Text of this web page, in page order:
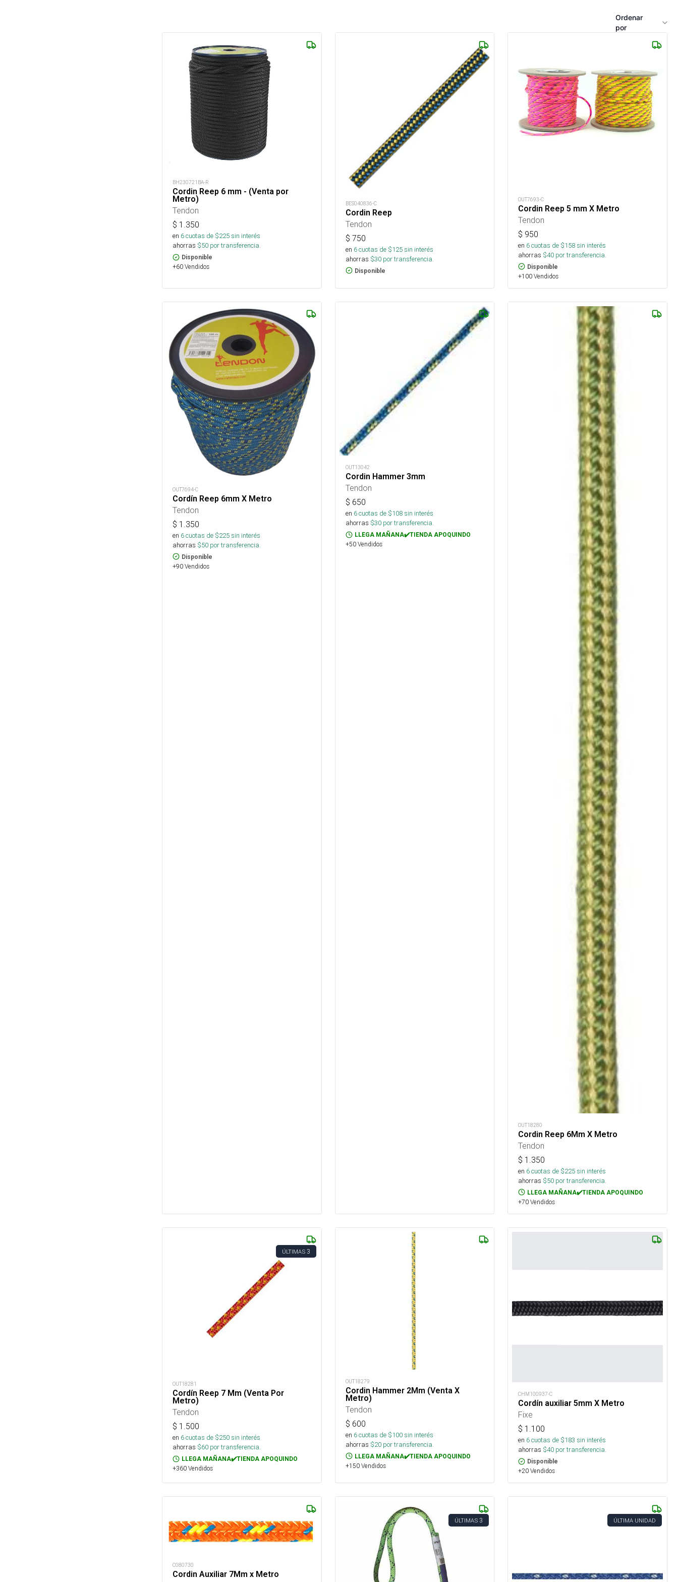
Ordenar
por
BH230721BA-R
Cordin Reep 6 mm - (Venta por
Metro)
Tendon
$ 1.350
en 6cuotas de $225sin interés
ahorras $50 por transferencia.
Disponible
+60 Vendidos
BES040836-C
Cordin Reep
Tendon
$ 750
en 6cuotas de $125sin interés
ahorras $30por transferencia.
Disponible
OUT7693-C
Cordin Reep 5 mm X Metro
Tendon
$ 950
en 6cuotas de $158sin interés
ahorras $40 por transferencia.
Disponible
+100 Vendidos
OUT7694-C
Cordín Reep 6mm X Metro
Tendon
$ 1.350
en 6cuotas de $225sin interés
ahorras $50 por transferencia.
Disponible
+90 Vendidos
OUT13042
Cordin Hammer 3mm
Tendon
$ 650
en 6cuotas de $108sin interés
ahorras $30por transferencia.
LLEGA MAÑANA✔️TIENDA APOQUINDO
+50 Vendidos
OUT18280
Cordin Reep 6Mm X Metro
Tendon
$ 1.350
en 6cuotas de $225sin interés
ahorras $50 por transferencia.
LLEGA MAÑANA✔️TIENDA APOQUINDO
+70 Vendidos
ÚLTIMAS 3
OUT18281
Cordín Reep 7 Mm (Venta Por
Metro)
Tendon
$ 1.500
en 6cuotas de $250sin interés
ahorras $60 por transferencia.
LLEGA MAÑANA✔️TIENDA APOQUINDO
+360 Vendidos
OUT18279
Cordin Hammer 2Mm (Venta X
Metro)
Tendon
$ 600
en 6cuotas de $100sin interés
ahorras $20por transferencia.
LLEGA MAÑANA✔️TIENDA APOQUINDO
+150 Vendidos
CHM100937-C
Cordín auxiliar 5mm X Metro
Fixe
$ 1.100
en 6cuotas de $183 sin interés
ahorras $40 por transferencia.
Disponible
+20 Vendidos
C080730
Cordin Auxiliar 7Mm x Metro
ÚLTIMAS 3 ÚLTIMA UNIDAD